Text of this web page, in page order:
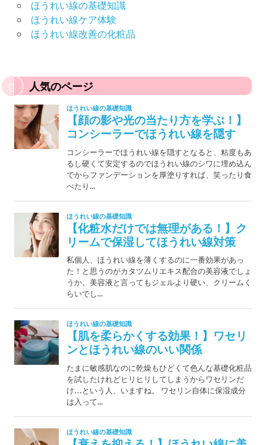
ほうれい線の基礎知識
ほうれい線ケア体験
ほうれい線改善の化粧品
人気のページ